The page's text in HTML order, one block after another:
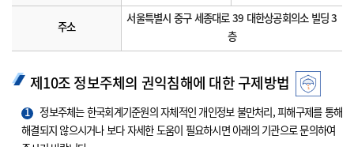
주소
서울특별시 중구 세종대로 39 대한상공회의소 빌딩 3
층
제10조 정보주체의 권익침해에 대한 구제방법
1
정보주체는 한국회계기준원의 자체적인 개인정보 불만처리, 피해구제를 통해
해결되지 않으시거나 보다 자세한 도움이 필요하시면 아래의 기관으로 문의하여